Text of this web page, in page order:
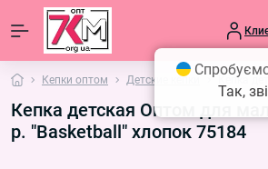
Кепки оптом Детские кепки Кепка
Кепка детская Оптом для
р. "Basketball" хлопок 75184
Так,